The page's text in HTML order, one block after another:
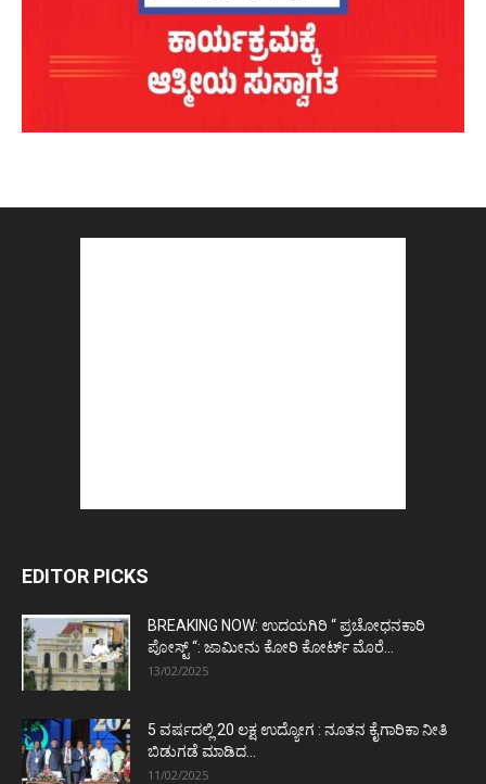
EDITOR PICKS
BREAKING NOW: ಉದಯಗಿರಿ “ ಪ್ರಚೋಧನಕಾರಿ
ಪೋಸ್ಟ್‌ “: ಜಾಮೀನು ಕೋರಿ ಕೋರ್ಟ್‌ ಮೊರೆ...
13/02/2025
5 ವರ್ಷದಲ್ಲಿ 20 ಲಕ್ಷ ಉದ್ಯೋಗ : ನೂತನ ಕೈಗಾರಿಕಾ ನೀತಿ
ಬಿಡುಗಡೆ ಮಾಡಿದ...
11/02/2025